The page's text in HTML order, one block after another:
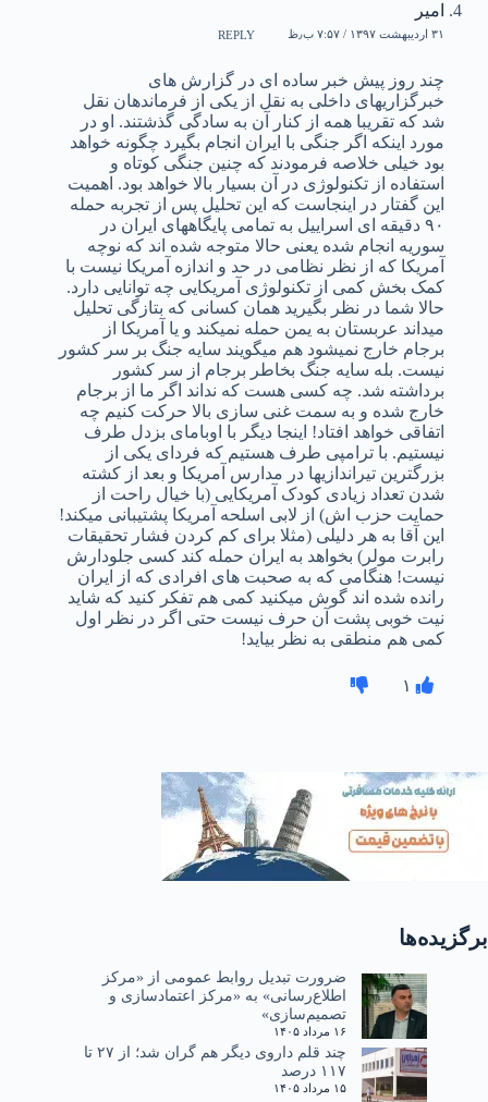
امیر
۳۱ اردیبهشت ۱۳۹۷ / ۷:۵۷ ب٫ظ REPLY
چند روز پیش خبر ساده ای در گزارش های
خبرگزاریهای داخلی به نقل از یکی از فرماندهان نقل
شد که تقریبا همه از کنار آن به سادگی گذشتند. او در
مورد اینکه اگر جنگی با ایران انجام بگیرد چگونه خواهد
بود خیلی خلاصه فرمودند که چنین جنگی کوتاه و
استفاده از تکنولوژی در آن بسیار بالا خواهد بود. اهمیت
این گفتار در اینجاست که این تحلیل پس از تجربه حمله
۹۰ دقیقه ای اسراییل به تمامی پایگاههای ایران در
سوریه انجام شده یعنی حالا متوجه شده اند که نوچه
آمریکا که از نظر نظامی در حد و اندازه آمریکا نیست با
کمک بخش کمی از تکنولوژی آمریکایی چه توانایی دارد.
حالا شما در نظر بگیرید همان کسانی که بتازگی تحلیل
میداند عربستان به یمن حمله نمیکند و یا آمریکا از
برجام خارج نمیشود هم میگویند سایه جنگ بر سر کشور
نیست. بله سایه جنگ بخاطر برجام از سر کشور
برداشته شد. چه کسی هست که نداند اگر ما از برجام
خارج شده و به سمت غنی سازی بالا حرکت کنیم چه
اتفاقی خواهد افتاد! اینجا دیگر با اوبامای بزدل طرف
نیستیم. با ترامپی طرف هستیم که فردای یکی از
بزرگترین تیراندازیها در مدارس آمریکا و بعد از کشته
شدن تعداد زیادی کودک آمریکایی (با خیال راحت از
حمایت حزب اش) از لابی اسلحه آمریکا پشتیبانی میکند!
این آقا به هر دلیلی (مثلا برای کم کردن فشار تحقیقات
رابرت مولر) بخواهد به ایران حمله کند کسی جلودارش
نیست! هنگامی که به صحبت های افرادی که از ایران
رانده شده اند گوش میکنید کمی هم تفکر کنید که شاید
نیت خوبی پشت آن حرف نیست حتی اگر در نظر اول
کمی هم منطقی به نظر بیاید!
۱
برگزیده‌ها
ضرورت تبدیل روابط عمومی از «مرکز
اطلاع‌رسانی» به «مرکز اعتمادسازی و
تصمیم‌سازی»
۱۶ مرداد ۱۴۰۵
چند قلم داروی دیگر هم گران شد؛ از ۲۷ تا
۱۱۷ درصد
۱۵ مرداد ۱۴۰۵